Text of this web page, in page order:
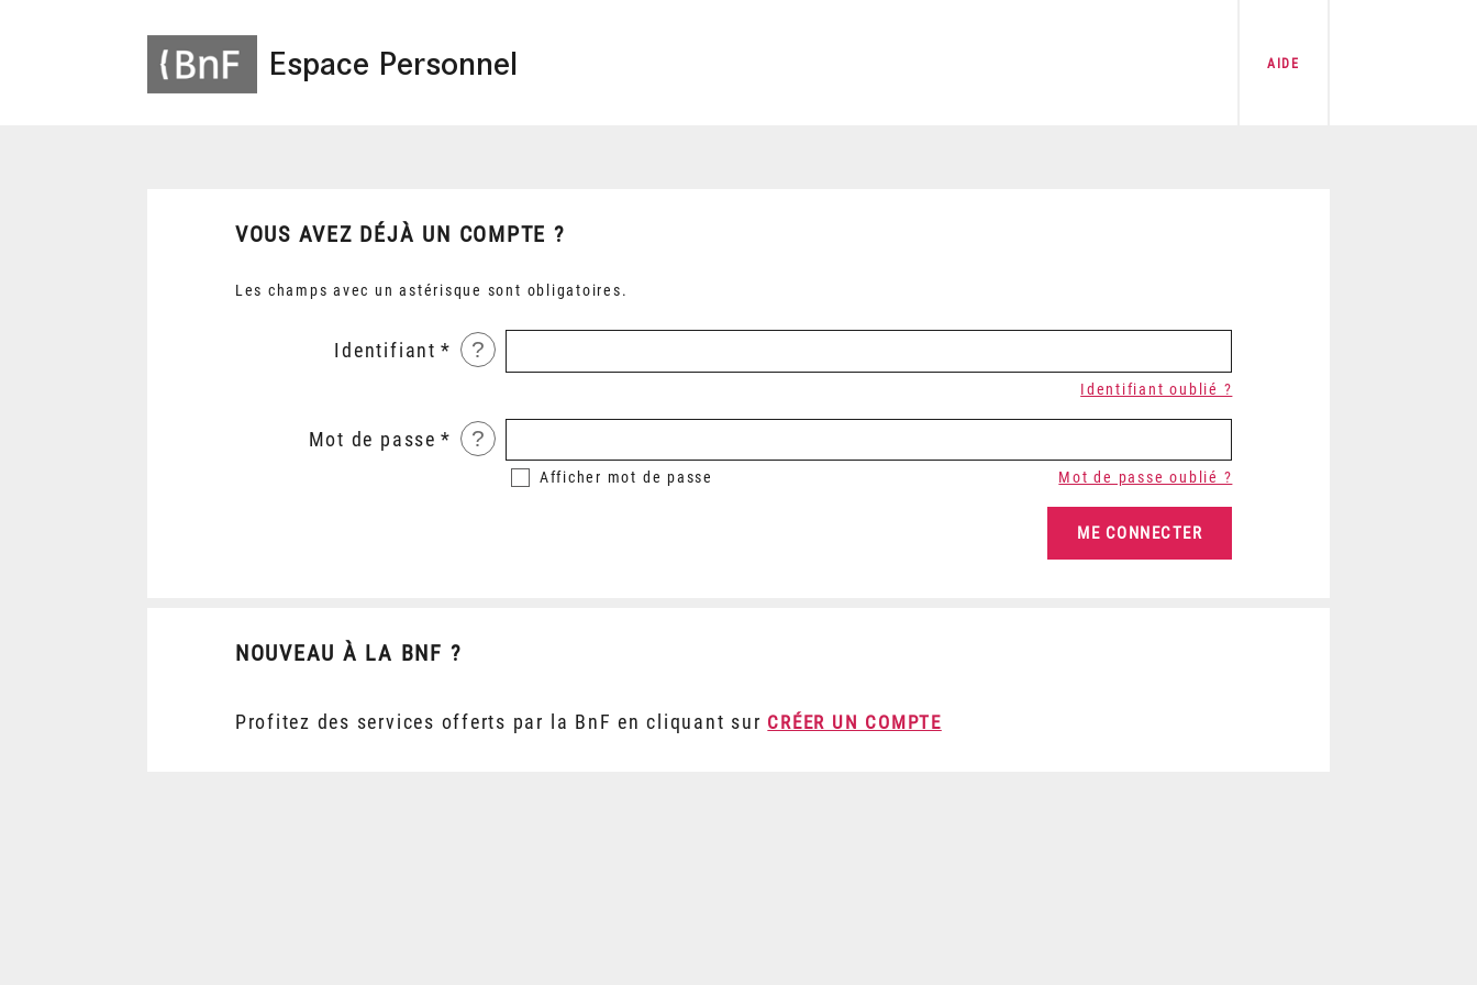
Espace Personnel AIDE
VOUS AVEZ DÉJÀ UN COMPTE ?
Les champs avec un astérisque sont obligatoires.
Identifiant ?
Identifiant oublié ?
Mot de passe ?
Afficher mot de passe Mot de passe oublié ?
NOUVEAU À LA BNF ?
Profitez des services offerts par la BnF en cliquant sur CRÉER UN COMPTE